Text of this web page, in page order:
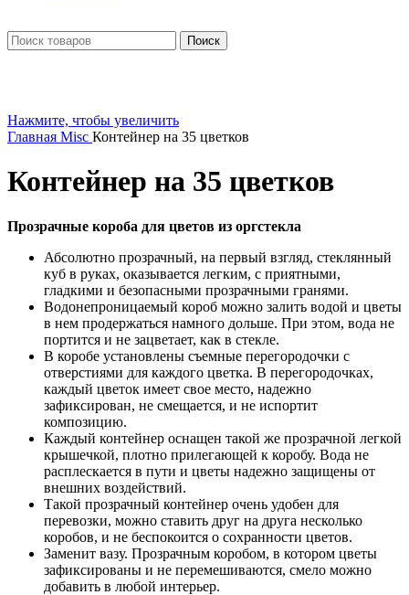
Поиск
Нажмите, чтобы увеличить
Главная Misc Контейнер на 35 цветков
Контейнер на 35 цветков
Прозрачные короба для цветов из оргстекла
Абсолютно прозрачный, на первый взгляд, стеклянный
куб в руках, оказывается легким, с приятными,
гладкими и безопасными прозрачными гранями.
Водонепроницаемый короб можно залить водой и цветы
в нем продержаться намного дольше. При этом, вода не
портится и не зацветает, как в стекле.
В коробе установлены съемные перегородочки с
отверстиями для каждого цветка. В перегородочках,
каждый цветок имеет свое место, надежно
зафиксирован, не смещается, и не испортит
композицию.
Каждый контейнер оснащен такой же прозрачной легкой
крышечкой, плотно прилегающей к коробу. Вода не
расплескается в пути и цветы надежно защищены от
внешних воздействий.
Такой прозрачный контейнер очень удобен для
перевозки, можно ставить друг на друга несколько
коробов, и не беспокоится о сохранности цветов.
Заменит вазу. Прозрачным коробом, в котором цветы
зафиксированы и не перемешиваются, смело можно
добавить в любой интерьер.